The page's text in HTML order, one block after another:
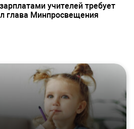
учителей требует
глава Минпросвещения